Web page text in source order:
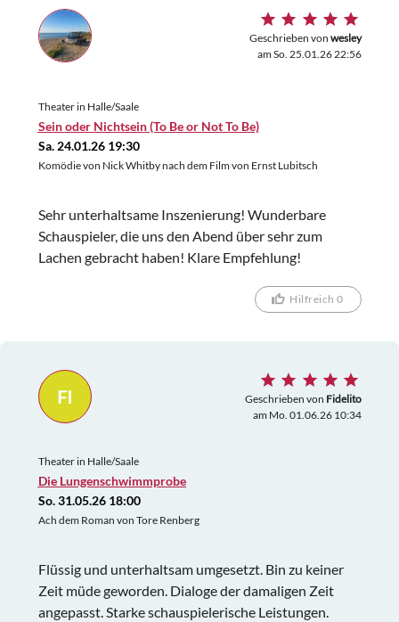
Geschrieben von wesley
am So. 25.01.26 22:56
Theater in Halle/Saale
Sein oder Nichtsein (To Be or Not To Be)
Sa. 24.01.26 19:30
Komödie von Nick Whitby nach dem Film von Ernst Lubitsch
Sehr unterhaltsame Inszenierung! Wunderbare
Schauspieler, die uns den Abend über sehr zum
Lachen gebracht haben! Klare Empfehlung!
Hilfreich 0
FI Geschrieben von Fidelito
am Mo. 01.06.26 10:34
Theater in Halle/Saale
Die Lungenschwimmprobe
So. 31.05.26 18:00
Ach dem Roman von Tore Renberg
Flüssig und unterhaltsam umgesetzt. Bin zu keiner
Zeit müde geworden. Dialoge der damaligen Zeit
angepasst. Starke schauspielerische Leistungen.